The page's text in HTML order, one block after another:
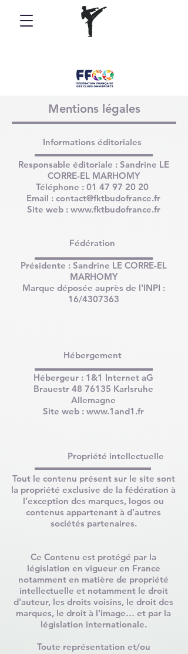
Mentions légales
Informations éditoriales
Responsable éditoriale : Sandrine LE
CORRE-EL MARHOMY
Téléphone : 01 47 97 20 20
Email : contact@fktbudofrance.fr
Site web : www.fktbudofrance.fr
Fédération
Présidente : Sandrine LE CORRE-EL
MARHOMY
Marque déposée auprès de l'INPI :
16/4307363
Hébergement
Hébergeur : 1&1 Internet aG
Brauestr 48 76135 Karlsruhe
Allemagne
Site web : www.1and1.fr
Propriété intellectuelle
Tout le contenu présent sur le site sont
la propriété exclusive de la fédération à
l’exception des marques, logos ou
contenus appartenant à d’autres
sociétés partenaires.
Ce Contenu est protégé par la
législation en vigueur en France
notamment en matière de propriété
intellectuelle et notamment le droit
d'auteur, les droits voisins, le droit des
marques, le droit à l'image… et par la
législation internationale.
Toute représentation et/ou